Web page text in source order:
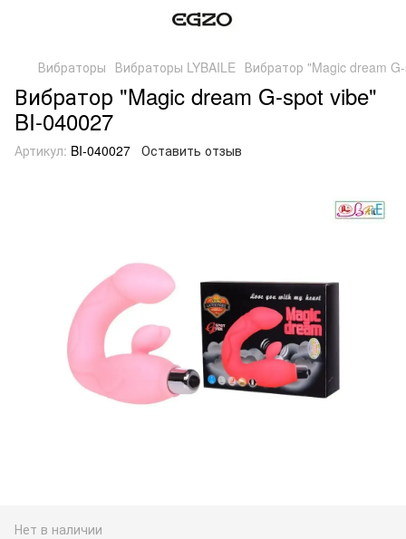
Вибраторы Вибраторы LYBAILE Вибратор "Magic dream
Вибратор "Magic dream G-spot vibe"
BI-040027
Артикул: BI-040027 Оставить отзыв
Нет в наличии